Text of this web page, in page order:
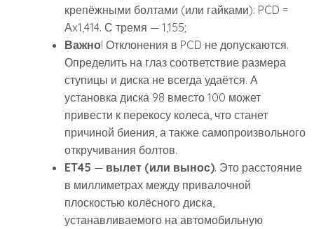
крепёжными болтами (или гайками): PCD =
Аx1,414. С тремя — 1,155;
Важно! Отклонения в PCD не допускаются.
Определить на глаз соответствие размера
ступицы и диска не всегда удаётся. А
установка диска 98 вместо 100 может
привести к перекосу колеса, что станет
причиной биения, а также самопроизвольного
откручивания болтов.
ET45 — вылет (или вынос). Это расстояние
в миллиметрах между привалочной
плоскостью колёсного диска,
устанавливаемого на автомобильную